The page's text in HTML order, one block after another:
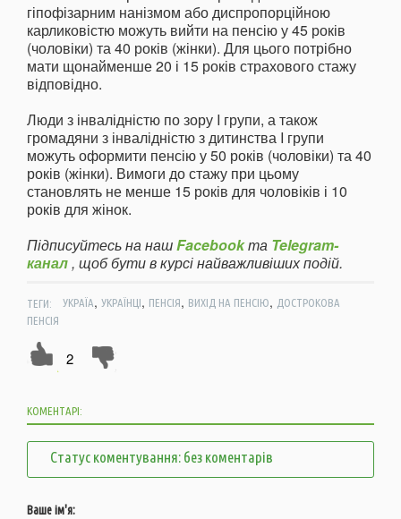
гіпофізарним нанізмом або диспропорційною
карликовістю можуть вийти на пенсію у 45 років
(чоловіки) та 40 років (жінки). Для цього потрібно
мати щонайменше 20 і 15 років страхового стажу
відповідно.
Люди з інвалідністю по зору I групи, а також
громадяни з інвалідністю з дитинства I групи
можуть оформити пенсію у 50 років (чоловіки) та 40
років (жінки). Вимоги до стажу при цьому
становлять не менше 15 років для чоловіків і 10
років для жінок.
Підписуйтесь на нашFacebookта Telegram-
канал, щоб бути в курсі найважливіших подій.
ТЕГИ: УКРАЇА, УКРАЇНЦІ, ПЕНСІЯ, ВИХІД НА ПЕНСІЮ, ДОСТРОКОВА
ПЕНСІЯ
2
КОМЕНТАРІ:
Статус коментування: без коментарів
Ваше ім'я: